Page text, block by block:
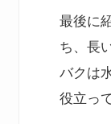
最後に
ち、長
バクは
役立っ